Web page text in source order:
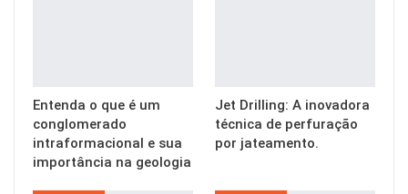
Entenda o que é um
conglomerado
intraformacional e sua
importância na geologia
Jet Drilling: A inovadora
técnica de perfuração
por jateamento.